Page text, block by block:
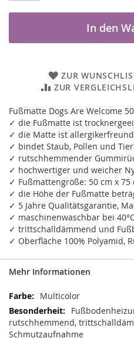
In den
ZUR
ZUR
Fußmatte Dogs Are Welcome
✓ die Fußmatte ist
✓ die Matte ist
✓ bindet Staub, Pollen und
✓ rutschhemmender
✓ hochwertiger und weicher
✓ Fußmattengröße: 50 cm x 75
✓ die Höhe der Fußmatte
✓ 5 Jahre Qualitätsgarantie,
✓ maschinenwaschbar bei
✓ trittschalldämmend und
✓ Oberfläche 100% Polyamid,
Mehr Informationen
Mehr
Informationen
Multicolor
rutschhemmend,
Schmutzaufnahme